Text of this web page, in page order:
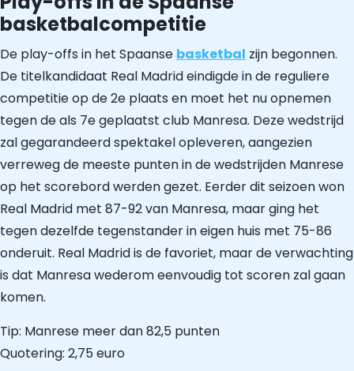
basketbalcompetitie
De play-offs in het Spaanse basketbal zijn begonnen.
De titelkandidaat Real Madrid eindigde in de reguliere
competitie op de 2e plaats en moet het nu opnemen
tegen de als 7e geplaatst club Manresa. Deze wedstrijd
zal gegarandeerd spektakel opleveren, aangezien
verreweg de meeste punten in de wedstrijden Manrese
op het scorebord werden gezet. Eerder dit seizoen won
Real Madrid met 87-92 van Manresa, maar ging het
tegen dezelfde tegenstander in eigen huis met 75-86
onderuit. Real Madrid is de favoriet, maar de verwachting
is dat Manresa wederom eenvoudig tot scoren zal gaan
komen.
Tip: Manrese meer dan 82,5 punten
Quotering: 2,75 euro